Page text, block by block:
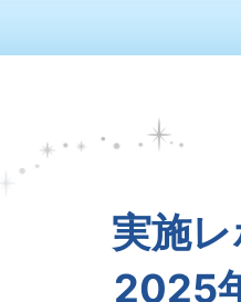
実施レ
2025